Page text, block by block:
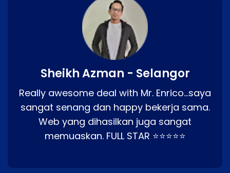
Sheikh Azman - Selangor
Really awesome deal with Mr. Enrico…saya
sangat senang dan happy bekerja sama.
Web yang dihasilkan juga sangat
memuaskan. FULL STAR ⭐⭐⭐⭐⭐